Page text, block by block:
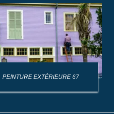
PEINTURE EXTÉRIEURE 67